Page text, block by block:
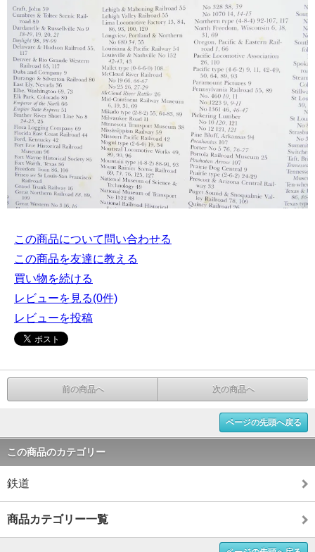
この商品について問い合わせる
この商品を友達に教える
買い物を続ける
レビューを見る(0件)
レビューを投稿
前の商品へ 次の商品へ
ページの先頭へ戻る
この商品のカテゴリー
鉄道
商品カテゴリー一覧